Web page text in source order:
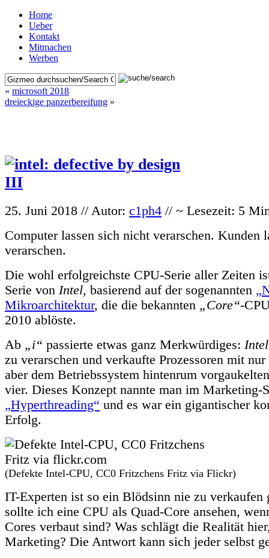
Home
Ueber
Kontakt
Mitmachen
Werben
« microsoft 2018
dreieckige panzerbereifung »
25. Juni 2018 // Autor: c1ph4 // ~ Lesezeit: 5
Computer lassen sich nicht verarschen. Kunden
verarschen.
Die wohl erfolgreichste CPU-Serie aller Zeiten
Serie von Intel, basierend auf der sogenannten
Mikroarchitektur, die die bekannten „Core“-
2010 ablöste.
Ab „i“ passierte etwas ganz Merkwürdiges: Intel
zu verarschen und verkaufte Prozessoren mit
aber dem Betriebssystem hintenrum
vier. Dieses Konzept nannte man im Marketing-
„Hyperthreading“ und es war ein gigantischer
Erfolg.
(Defekte Intel-CPU, CC0 Fritzchens Fritz via Flickr)
IT-Experten ist so ein Blödsinn nie zu verkaufen
sollte ich eine CPU als Quad-Core ansehen,
Cores verbaut sind? Was schlägt die Realität
Marketing? Die Antwort kann sich jeder selbst